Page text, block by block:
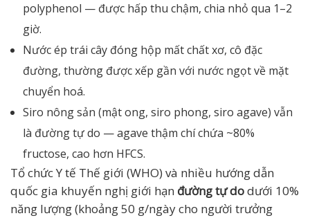
polyphenol — được hấp thu chậm, chia nhỏ qua 1–2
giờ.
Nước ép trái cây đóng hộp mất chất xơ, cô đặc
đường, thường được xếp gần với nước ngọt về mặt
chuyển hoá.
Siro nông sản (mật ong, siro phong, siro agave) vẫn
là đường tự do — agave thậm chí chứa ~80%
fructose, cao hơn HFCS.
Tổ chức Y tế Thế giới (WHO) và nhiều hướng dẫn
quốc gia khuyến nghị giới hạn đường tự dodưới 10%
năng lượng (khoảng 50 g/ngày cho người trưởng